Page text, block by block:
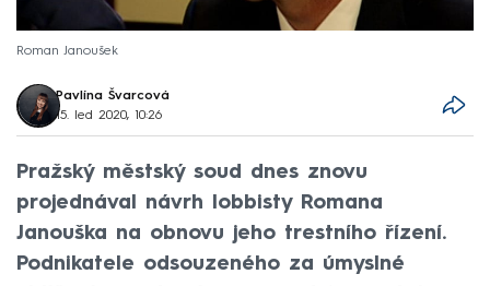
Roman Janoušek
Pavlína Švarcová
15. led 2020, 10:26
Pražský městský soud dnes znovu
projednával návrh lobbisty Romana
Janouška na obnovu jeho trestního řízení.
Podnikatele odsouzeného za úmyslné